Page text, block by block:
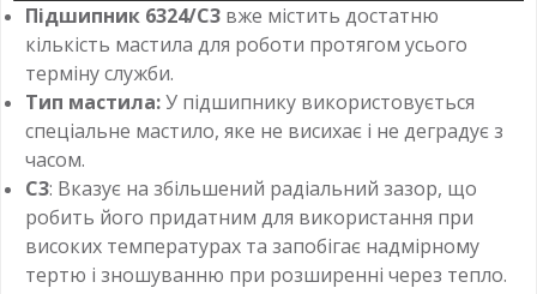
Підшипник 6324/C3 вже містить достатню
кількість мастила для роботи протягом усього
терміну служби.
Тип мастила:У підшипнику використовується
спеціальне мастило, яке не висихає і не деградує з
часом.
C3: Вказує на збільшений радіальний зазор, що
робить його придатним для використання при
високих температурах та запобігає надмірному
тертю і зношуванню при розширенні через тепло.